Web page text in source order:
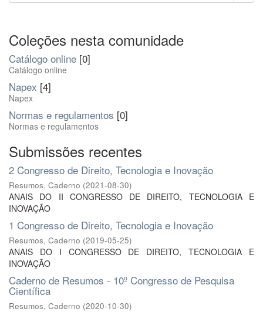
Coleções nesta comunidade
Catálogo online [0]
Catálogo online
Napex [4]
Napex
Normas e regulamentos [0]
Normas e regulamentos
Submissões recentes
2 Congresso de Direito, Tecnologia e Inovação
Resumos, Caderno (2021-08-30)
ANAIS DO II CONGRESSO DE DIREITO, TECNOLOGIA E
INOVAÇÃO
1 Congresso de Direito, Tecnologia e Inovação
Resumos, Caderno (2019-05-25)
ANAIS DO I CONGRESSO DE DIREITO, TECNOLOGIA E
INOVAÇÃO
Caderno de Resumos - 10º Congresso de Pesquisa
Científica
Resumos, Caderno (2020-10-30)